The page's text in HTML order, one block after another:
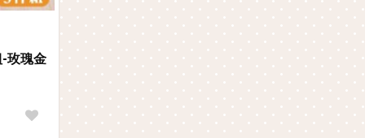
-玫瑰金